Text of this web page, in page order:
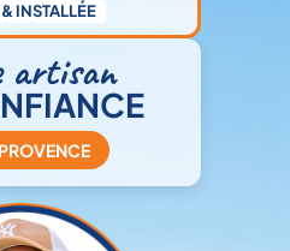
INSTALLÉE
artisan